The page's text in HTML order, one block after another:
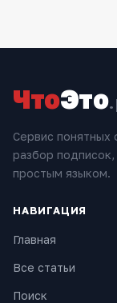
ЧтоЭто
Сервис понятных
разбор
простым языком.
НАВИГАЦИЯ
Главная
Все статьи
Поиск